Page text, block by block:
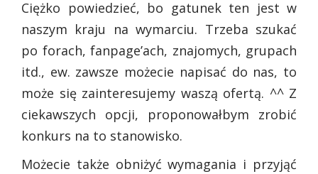
Ciężko powiedzieć, bo gatunek ten jest w
naszym kraju na wymarciu. Trzeba szukać
po forach, fanpage’ach, znajomych, grupach
itd., ew. zawsze możecie napisać do nas, to
może się zainteresujemy waszą ofertą. ^^ Z
ciekawszych opcji, proponowałbym zrobić
konkurs na to stanowisko.
Możecie także obniżyć wymagania i przyjąć